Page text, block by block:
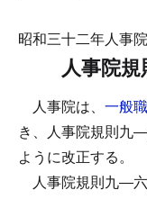
昭和三十二年人事
人事院
人事院は、 一般
き、人事院規則九
ように改正する。
人事院規則九―